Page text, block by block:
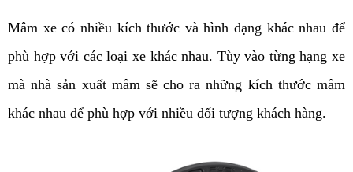
Mâm xe có nhiều kích thước và hình dạng khác nhau để
phù hợp với các loại xe khác nhau. Tùy vào từng hạng xe
mà nhà sản xuất mâm sẽ cho ra những kích thước mâm
khác nhau để phù hợp với nhiều đối tượng khách hàng.